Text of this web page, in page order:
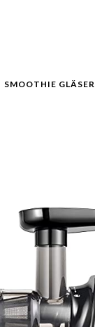
SMOOTHIE GLÄSER